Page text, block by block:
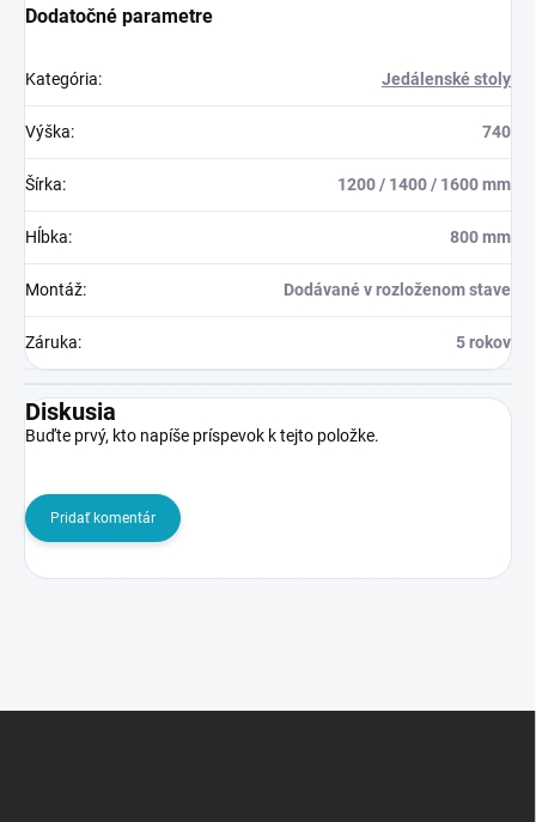
Dodatočné parametre
Kategória: Jedálenské stoly
Výška: 740
Šírka: 1200 / 1400 / 1600 mm
Hĺbka: 800 mm
Montáž: Dodávané v rozloženom stave
Záruka: 5 rokov
Diskusia
Buďte prvý, kto napíše príspevok k tejto položke.
Pridať komentár